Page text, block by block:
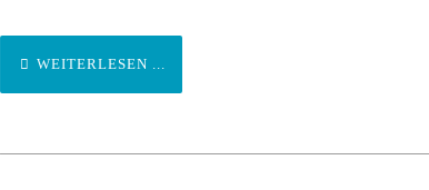
WEITERLESEN ...